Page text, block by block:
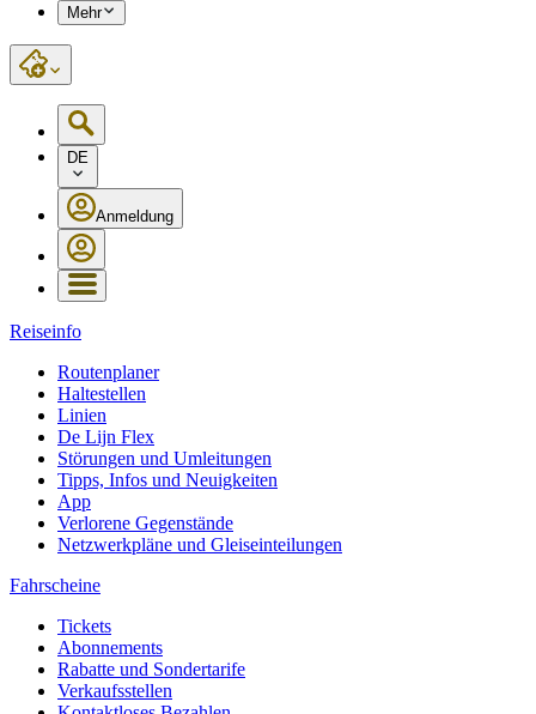
Mehr
DE
Anmeldung
Reiseinfo
Routenplaner
Haltestellen
Linien
De Lijn Flex
Störungen und Umleitungen
Tipps, Infos und Neuigkeiten
App
Verlorene Gegenstände
Netzwerkpläne und Gleiseinteilungen
Fahrscheine
Tickets
Abonnements
Rabatte und Sondertarife
Verkaufsstellen